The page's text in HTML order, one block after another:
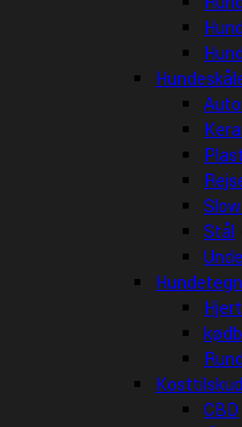
Plast
Stål
Hundetegn
Rund
Kosttilskud
CBD